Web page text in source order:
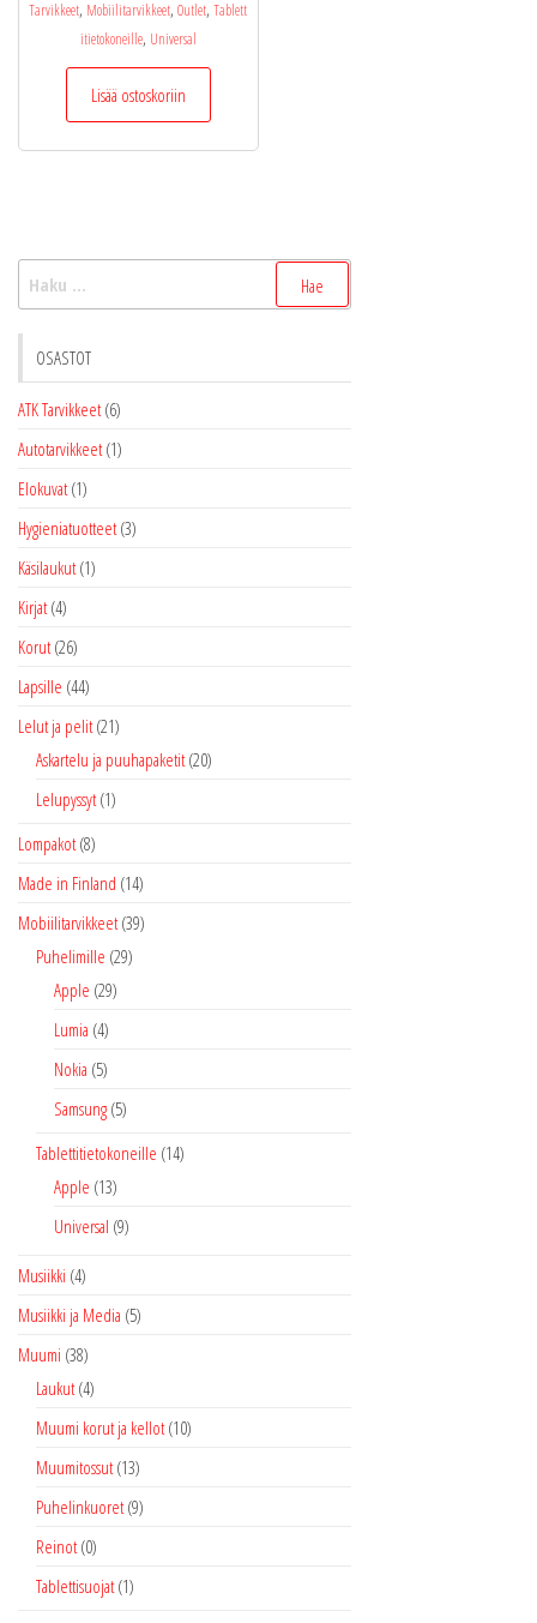
Tarvikkeet, Mobiilitarvikkeet, Outlet, Tablett
itietokoneille, Universal
Lisää ostoskoriin
Haku:
OSASTOT
ATK Tarvikkeet (6)
Autotarvikkeet (1)
Elokuvat (1)
Hygieniatuotteet (3)
Käsilaukut (1)
Kirjat (4)
Korut (26)
Lapsille (44)
Lelut ja pelit (21)
Askartelu ja puuhapaketit (20)
Lelupyssyt (1)
Lompakot (8)
Made in Finland (14)
Mobiilitarvikkeet (39)
Puhelimille (29)
Apple (29)
Lumia (4)
Nokia (5)
Samsung (5)
Tablettitietokoneille (14)
Apple (13)
Universal (9)
Musiikki (4)
Musiikki ja Media (5)
Muumi (38)
Laukut (4)
Muumi korut ja kellot (10)
Muumitossut (13)
Puhelinkuoret (9)
Reinot (0)
Tablettisuojat (1)